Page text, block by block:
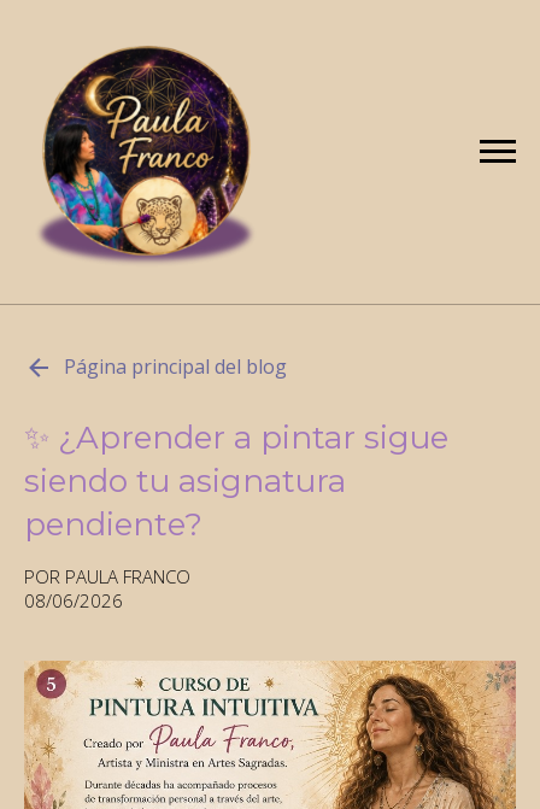
Página principal del blog
✨ ¿Aprender a pintar sigue
siendo tu asignatura
pendiente?
POR PAULA FRANCO
08/06/2026